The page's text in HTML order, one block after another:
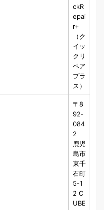
ckR
epai
r+
（ク
イッ
クリ
ペア
プラ
ス）
〒8
92-
084
2
鹿児
島市
東千
石町
5-1
2 C
UBE